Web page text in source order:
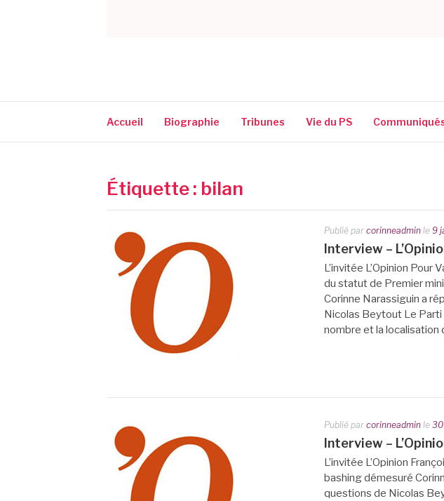
Accueil Biographie Tribunes Vie du PS
Étiquette : bilan
Publié par corinneadmin le 9
Interview –
L’invitée L’Opinion Pour
du statut de Premier
Corinne Narassiguin a
Nicolas Beytout Le
nombre et la localisation
Publié par corinneadmin le 30
Interview –
L’invitée L’Opinion
bashing démesuré
questions de Nicolas